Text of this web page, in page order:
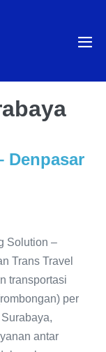
Denpasar
Solution –
Trans Travel
transportasi
per
antar